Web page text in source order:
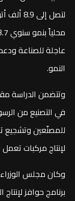
عاجلة للصناعة
النمو.
وتتضمن الدراسة
في التصنيع من
للمصنّعين وتشجيع
لإنتاج مركبات
وكان مجلس
برنامج حوافز